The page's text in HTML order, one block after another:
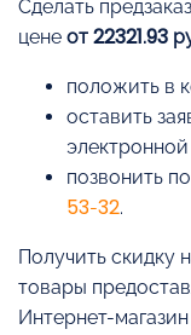
Cделать
цене от 22321.93
положить в
оставить
позвонить
53-32.
Получить скидку
товары
Интернет-